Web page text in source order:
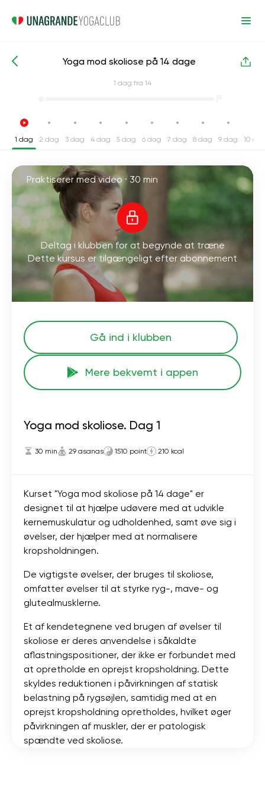
Intensive yogakurser Tilbage
Yoga mod skoliose på 14 dage
1 dag fra 14
1 dag 2 dag 3 dag 4 dag 5 dag 6 dag 7 dag 8 dag 9 dag 10
Praktiserer med video · 30 min
Deltag i klubben for at begynde at træne
Dette kursus er tilgængeligt efter abonnement
Gå ind i klubben
Mere bekvemt i appen
Yoga mod skoliose. Dag 1
30 min 29 asanas 1510 point 210 kcal
Kurset "Yoga mod skoliose på 14 dage" er
designet til at hjælpe udøvere med at udvikle
kernemuskulatur og udholdenhed, samt øve sig i
øvelser, der hjælper med at normalisere
kropsholdningen.
De vigtigste øvelser, der bruges til skoliose,
omfatter øvelser til at styrke ryg-, mave- og
glutealmusklerne.
Et af kendetegnene ved brugen af ​​øvelser til
skoliose er deres anvendelse i såkaldte
aflastningspositioner, der ikke er forbundet med
at opretholde en oprejst kropsholdning. Dette
skyldes reduktionen i påvirkningen af ​​statisk
belastning på rygsøjlen, samtidig med at en
oprejst kropsholdning opretholdes, hvilket øger
påvirkningen af ​​muskler, der er patologisk
spændte ved skoliose.